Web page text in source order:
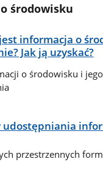
środowisku
informacja o
Jak ją uzyskać?
o środowisku i
udostępniania
przestrzennych